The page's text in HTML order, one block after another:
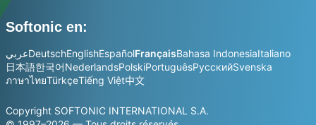
Softonic en:
عربيDeutschEnglishEspañolFrançaisBahasa IndonesiaItaliano
日本語한국어NederlandsPolskiPortuguêsРусскийSvenska
ภาษาไทยTürkçeTiếng Việt中文
Copyright SOFTONIC INTERNATIONAL S.A.